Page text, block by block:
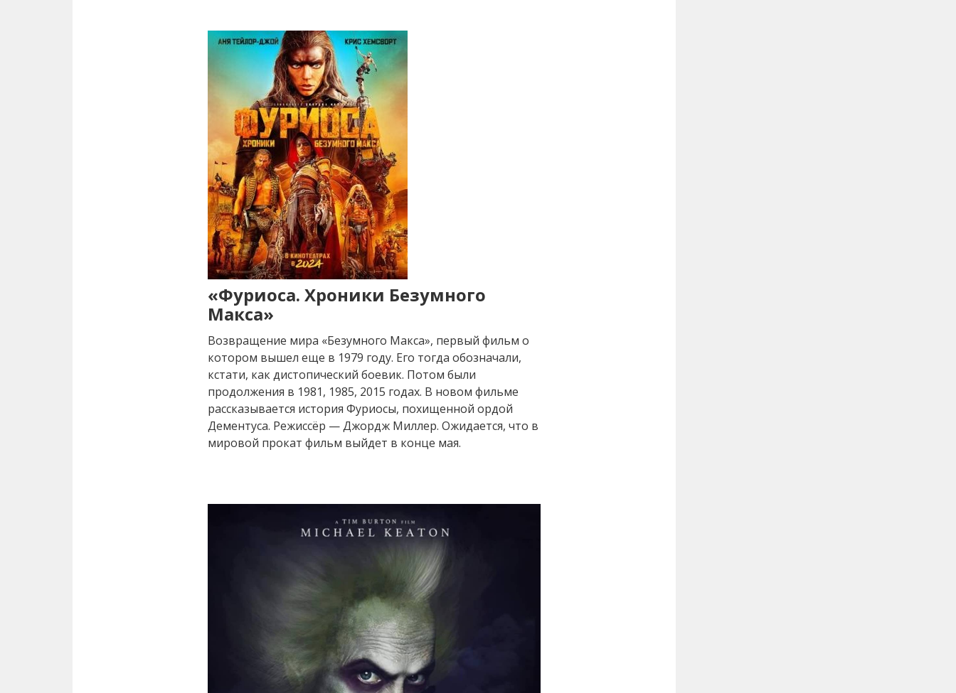
«Фуриоса. Хроники Безумного
Макса»
Возвращение мира «Безумного Макса», первый фильм о
котором вышел еще в 1979 году. Его тогда обозначали,
кстати, как дистопический боевик. Потом были
продолжения в 1981, 1985, 2015 годах. В новом фильме
рассказывается история Фуриосы, похищенной ордой
Дементуса. Режиссёр — Джордж Миллер. Ожидается, что в
мировой прокат фильм выйдет в конце мая.